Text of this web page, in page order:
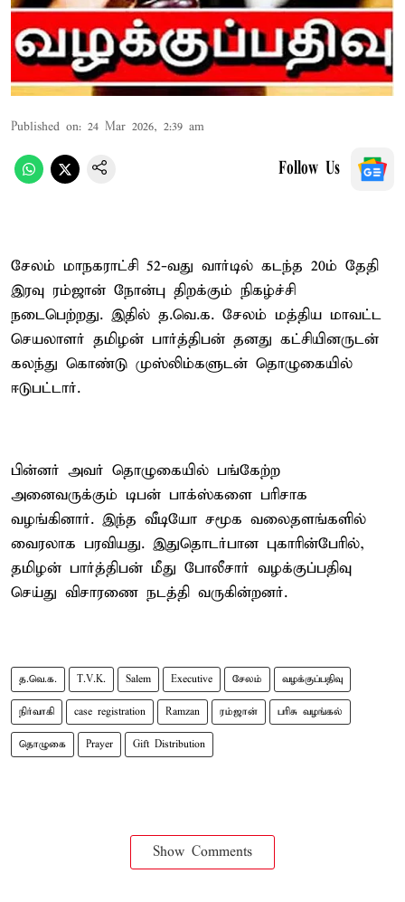
Published on: 24 Mar 2026, 2:39 am
Follow Us
சேலம் மாநகராட்சி 52-வது வார்டில் கடந்த 20ம் தேதி
இரவு ரம்ஜான் நோன்பு திறக்கும் நிகழ்ச்சி
நடைபெற்றது. இதில் த.வெ.க. சேலம் மத்திய மாவட்ட
செயலாளர் தமிழன் பார்த்திபன் தனது கட்சியினருடன்
கலந்து கொண்டு முஸ்லிம்களுடன் தொழுகையில்
ஈடுபட்டார்.
பின்னர் அவர் தொழுகையில் பங்கேற்ற
அனைவருக்கும் டிபன் பாக்ஸ்களை பரிசாக
வழங்கினார். இந்த வீடியோ சமூக வலைதளங்களில்
வைரலாக பரவியது. இதுதொடர்பான புகாரின்பேரில்,
தமிழன் பார்த்திபன் மீது போலீசார் வழக்குப்பதிவு
செய்து விசாரணை நடத்தி வருகின்றனர்.
த.வெ.க. T.V.K. Salem Executive சேலம் வழக்குப்பதிவு
நிர்வாகி case registration Ramzan ரம்ஜான் பரிசு வழங்கல்
தொழுகை Prayer Gift Distribution
Show Comments